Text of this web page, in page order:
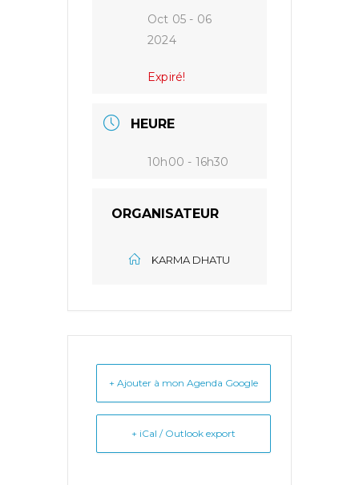
Oct 05 - 06
2024
Expiré!
HEURE
10h00 - 16h30
ORGANISATEUR
KARMA DHATU
+ Ajouter à mon Agenda Google
+ iCal / Outlook export